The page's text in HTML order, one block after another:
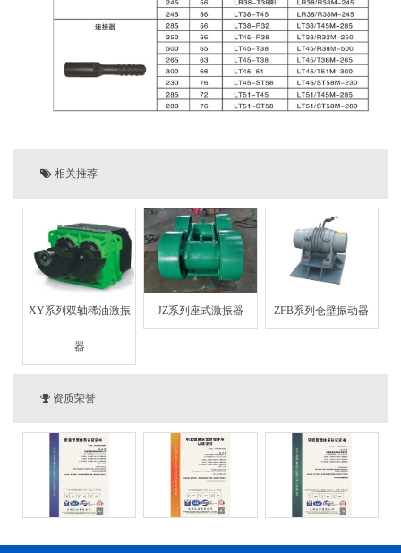
相关推荐
XY系列双轴稀油激振
器
JZ系列座式激振器 ZFB系列仓壁振动器
资质荣誉